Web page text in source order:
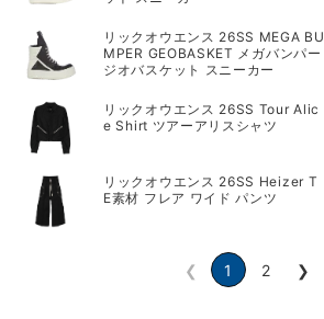
リックオウエンス 26SS MEGA BU
MPER GEOBASKET メガバンパー
ジオバスケット スニーカー
リックオウエンス 26SS Tour Alic
e Shirt ツアーアリスシャツ
リックオウエンス 26SS Heizer T
E素材 フレア ワイド パンツ
❮ 1 2 ❯